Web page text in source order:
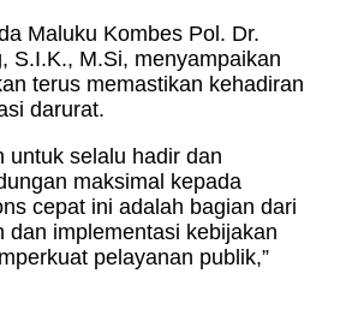
Maluku Kombes Pol. Dr.
S.I.K., M.Si, menyampaikan
terus memastikan kehadiran
darurat.
untuk selalu hadir dan
maksimal kepada
cepat ini adalah bagian dari
dan implementasi kebijakan
pelayanan publik,”